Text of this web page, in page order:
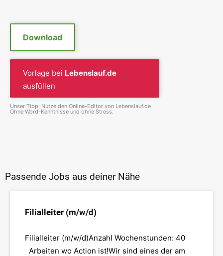
Download
Vorlage bei Lebenslauf.de
ausfüllen
Unser Tipp: Nutze den Online-Editor von Lebenslauf.de
Ohne Word-Kenntnisse und ohne Stress.
Passende Jobs aus deiner Nähe
Filialleiter (m/w/d)
Filialleiter (m/w/d)Anzahl Wochenstunden: 40
Arbeiten wo Action ist!Wir sind eines der am